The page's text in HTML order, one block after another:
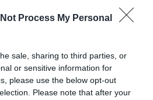
Process My Personal
sale, sharing to third parties, or
or sensitive information for
please use the below opt-out
Please note that after your
εξετάσεις όπου
όπως είναι η
αλλεργία”,
Παλαιός